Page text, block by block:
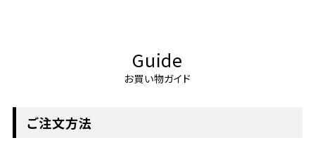
Guide
お買い物ガイド
ご注文方法